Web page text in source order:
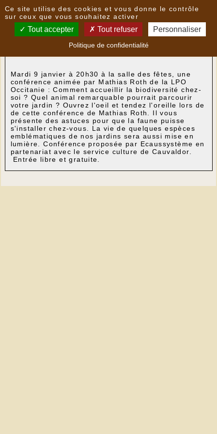
Nouvelles
Comment accueillir la biodiversité chez-soi ?
Mardi 9 janvier à 20h30 à la salle des fêtes, une
conférence animée par Mathias Roth de la LPO
Occitanie : Comment accueillir la biodiversité chez-
soi ? Quel animal remarquable pourrait parcourir
votre jardin ? Ouvrez l'oeil et tendez l'oreille lors de
de cette conférence de Mathias Roth. Il vous
présente des astuces pour que la faune puisse
s'installer chez-vous. La vie de quelques espèces
emblématiques de nos jardins sera aussi mise en
lumière. Conférence proposée par Ecaussystème en
partenariat avec le service culture de Cauvaldor.
Entrée libre et gratuite.
Ce site utilise des cookies et vous donne le contrôle
sur ceux que vous souhaitez activer
Tout accepter Tout refuser Personnaliser
Politique de confidentialité